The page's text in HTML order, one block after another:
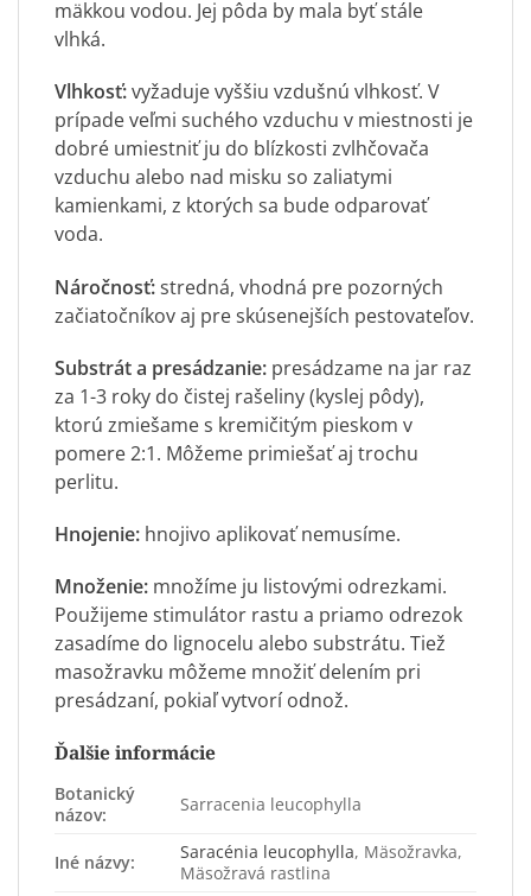
mäkkou vodou. Jej pôda by mala byť stále
vlhká.
Vlhkosť:vyžaduje vyššiu vzdušnú vlhkosť. V
prípade veľmi suchého vzduchu v miestnosti je
dobré umiestniť ju do blízkosti zvlhčovača
vzduchu alebo nad misku so zaliatymi
kamienkami, z ktorých sa bude odparovať
voda.
Náročnosť:stredná, vhodná pre pozorných
začiatočníkov aj pre skúsenejších pestovateľov.
Substrát a presádzanie: presádzame na jar raz
za 1-3 roky do čistej rašeliny (kyslej pôdy),
ktorú zmiešame s kremičitým pieskom v
pomere 2:1. Môžeme primiešať aj trochu
perlitu.
Hnojenie: hnojivo aplikovať nemusíme.
Množenie: množíme ju listovými odrezkami.
Použijeme stimulátor rastu a priamo odrezok
zasadíme do lignocelu alebo substrátu. Tiež
masožravku môžeme množiť delením pri
presádzaní, pokiaľ vytvorí odnož.
Ďalšie informácie
Botanický
názov:
Sarracenia leucophylla
Iné názvy: Saracénia leucophylla, Mäsožravka,
Mäsožravá rastlina